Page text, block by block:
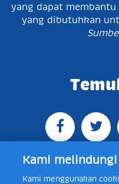
yang dapat
yang dibutuhkan
Kami
Kami menggunakan